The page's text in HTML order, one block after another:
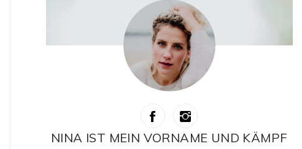
NINA IST MEIN VORNAME UND KÄMPF